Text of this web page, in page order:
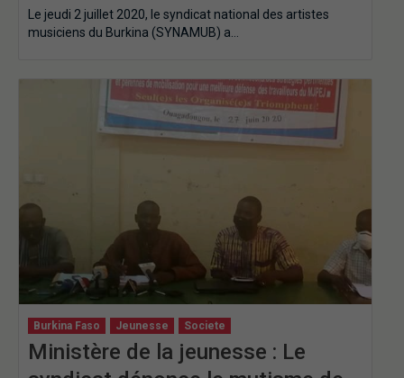
Le jeudi 2 juillet 2020, le syndicat national des artistes
musiciens du Burkina (SYNAMUB) a…
Burkina Faso Jeunesse Societe
Ministère de la jeunesse : Le